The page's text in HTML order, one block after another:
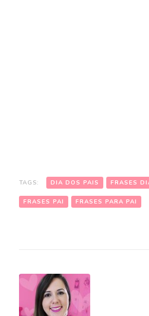
TAGS: DIA DOS PAIS FRASES
FRASES PAI FRASES PARA PAI